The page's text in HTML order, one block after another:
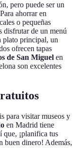
pero puede ser un
ahorrar en
o pequeñas
disfrutar de un menú
plato principal, un
ofrecen tapas
de San Miguel en
son excelentes
para visitar museos y
en Madrid tiene
que, ¡planifica tus
buen dinero! Además,